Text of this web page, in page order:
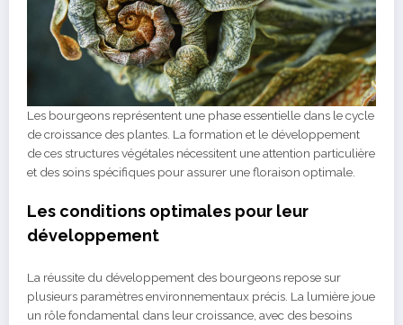
Les bourgeons représentent une phase essentielle dans le cycle
de croissance des plantes. La formation et le développement
de ces structures végétales nécessitent une attention particulière
et des soins spécifiques pour assurer une floraison optimale.
Les conditions optimales pour leur
développement
La réussite du développement des bourgeons repose sur
plusieurs paramètres environnementaux précis. La lumière joue
un rôle fondamental dans leur croissance, avec des besoins